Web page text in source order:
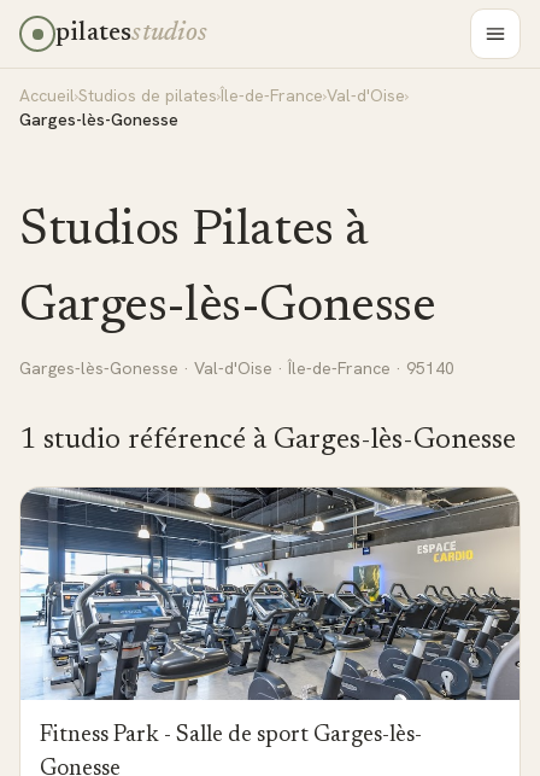
pilatesstudios
Accueil›Studios de pilates›Île-de-France›Val-d'Oise›
Garges-lès-Gonesse
Studios Pilates à
Garges-lès-Gonesse
Garges-lès-Gonesse · Val-d'Oise · Île-de-France · 95140
1 studio référencé à Garges-lès-Gonesse
Fitness Park - Salle de sport Garges-lès-
Gonesse